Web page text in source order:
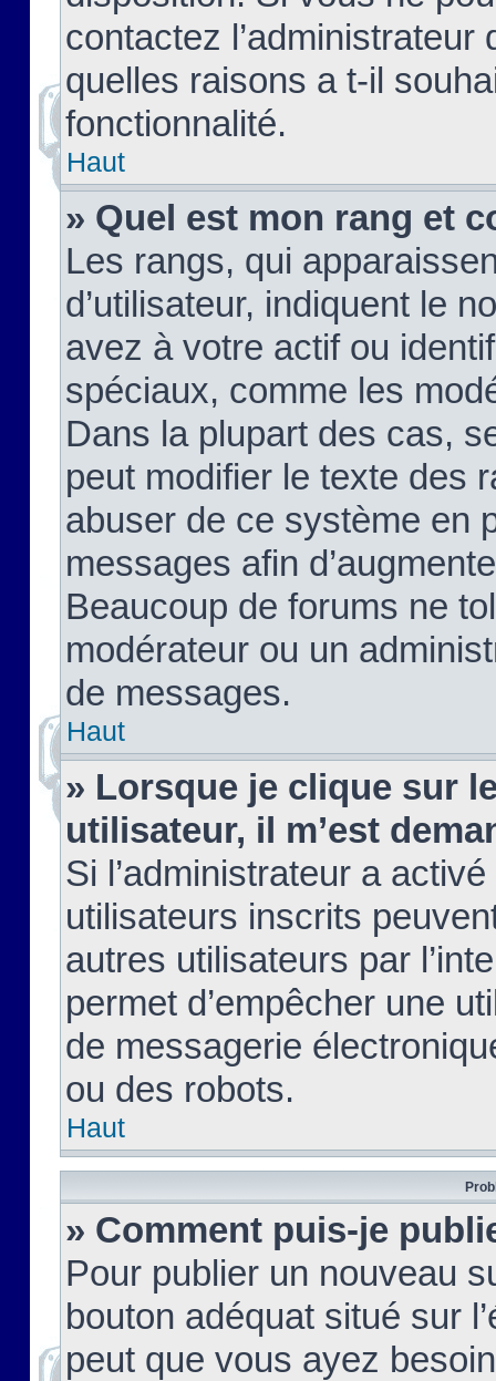
contactez
quelles raisons a t-il
fonctionnalité.
Haut
» Quel est mon rang et
Les rangs, qui
d’utilisateur, indiquent le
avez à votre actif ou
spéciaux, comme les
Dans la plupart des cas,
peut modifier le texte des
abuser de ce système en
messages afin
Beaucoup de forums ne
modérateur ou un
de messages.
Haut
» Lorsque je clique sur
utilisateur, il m’est
Si l’administrateur a
utilisateurs inscrits
autres utilisateurs par
permet d’empêcher une
de messagerie
ou des robots.
Haut
» Comment puis-je
Pour publier un nouveau
bouton adéquat situé sur
peut que vous ayez